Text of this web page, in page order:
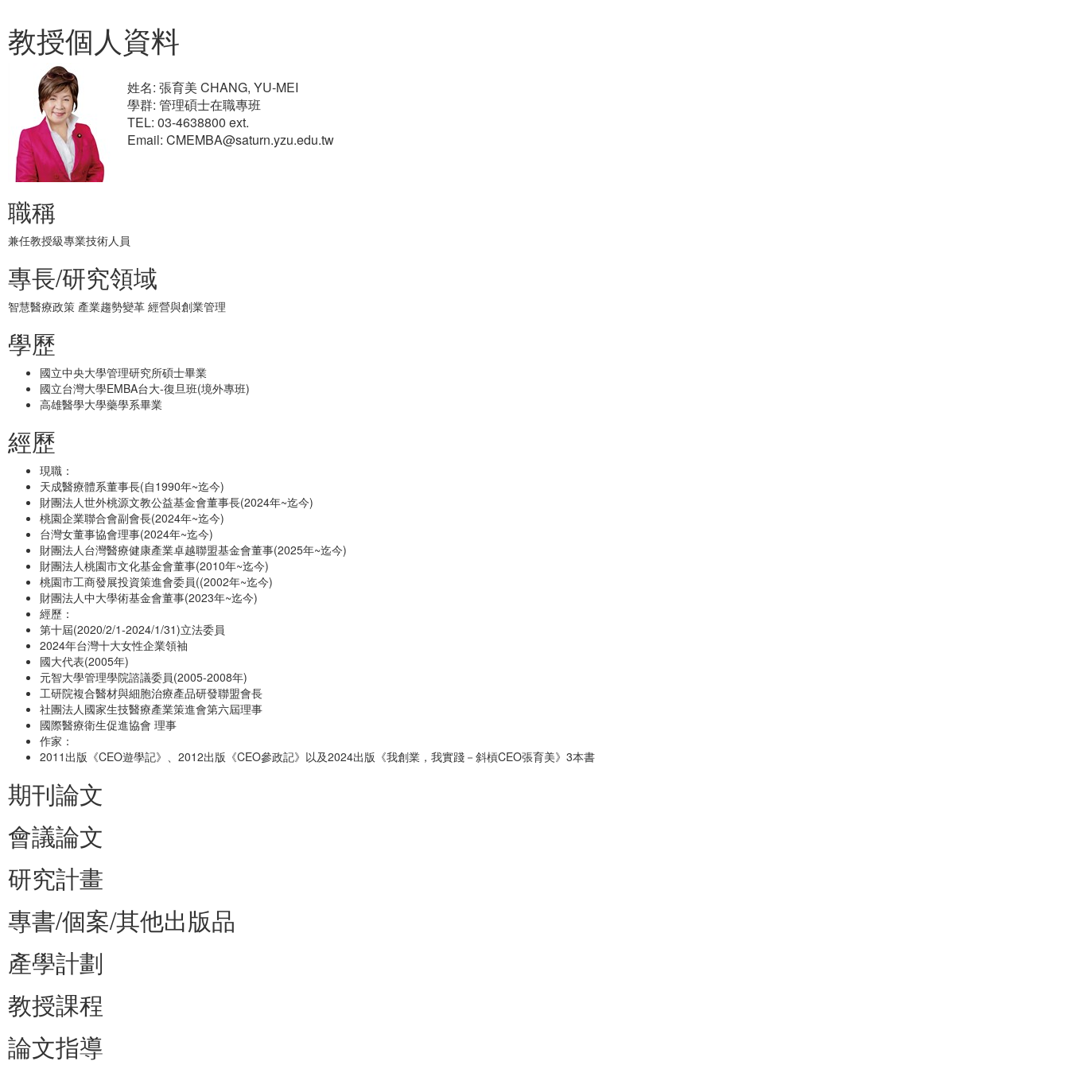
教授個人資料
姓名: 張育美 CHANG, YU-MEI
學群: 管理碩士在職專班
TEL: 03-4638800 ext.
Email: CMEMBA@saturn.yzu.edu.tw
職稱
兼任教授級專業技術人員
專長/研究領域
智慧醫療政策 產業趨勢變革 經營與創業管理
學歷
國立中央大學管理研究所碩士畢業
國立台灣大學EMBA台大-復旦班(境外專班)
高雄醫學大學藥學系畢業
經歷
現職：
天成醫療體系董事長(自1990年~迄今)
財團法人世外桃源文教公益基金會董事長(2024年~迄今)
桃園企業聯合會副會長(2024年~迄今)
台灣女董事協會理事(2024年~迄今)
財團法人台灣醫療健康產業卓越聯盟基金會董事(2025年~迄今)
財團法人桃園市文化基金會董事(2010年~迄今)
桃園市工商發展投資策進會委員((2002年~迄今)
財團法人中大學術基金會董事(2023年~迄今)
經歷：
第十屆(2020/2/1-2024/1/31)立法委員
2024年台灣十大女性企業領袖
國大代表(2005年)
元智大學管理學院諮議委員(2005-2008年)
工研院複合醫材與細胞治療產品研發聯盟會長
社團法人國家生技醫療產業策進會第六屆理事
國際醫療衛生促進協會 理事
作家：
2011出版《CEO遊學記》、2012出版《CEO參政記》以及2024出版《我創業，我實踐－斜槓CEO張育美》3本書
期刊論文
會議論文
研究計畫
專書/個案/其他出版品
產學計劃
教授課程
論文指導